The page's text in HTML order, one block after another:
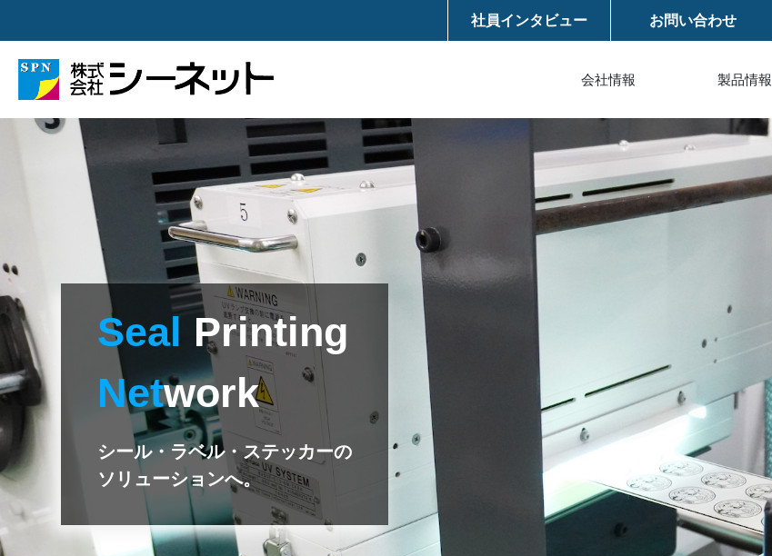
社員インタビュー お問い合わせ
会社情報 製品情報
Seal Printing
Network
シール・ ラベル・ステッカーの
ソ リ ューショ ンへ。